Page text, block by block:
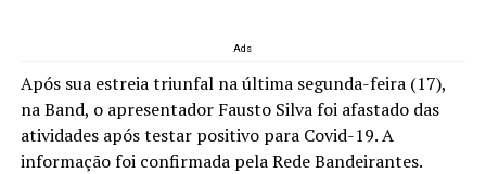
Ads
Após sua estreia triunfal na última segunda-feira (17),
na Band, o apresentador Fausto Silva foi afastado das
atividades após testar positivo para Covid-19. A
informação foi confirmada pela Rede Bandeirantes.